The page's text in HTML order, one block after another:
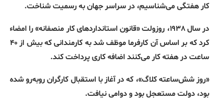
کار هفتگی می‌شناسیم، در سراسر جهان به رسمیت شناخت.
در سال ۱۹۳۸، روزولت «قانون استانداردهای کار منصفانه»را امضاء
کرد که بر اساس آن کارفرما موظف شد به کارمندانی که بیش از ۴۰
ساعت در هفته کار می‌کنند اضافه کاری پرداخت کند.
«روز شش‌ساعته کلاگ»، که در آغاز با استقبال کارگران روبه‌رو شده
بود، دولت مستعجل بود و دوامی نیافت.